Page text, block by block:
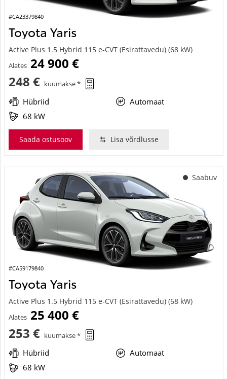
#CA23379840
Toyota Yaris
Active Plus 1.5 Hybrid 115 e-CVT (Esirattavedu) (68 kW)
Alates 24 900 €
248 € kuumakse *
Hübriid
Automaat
68 kW
Saada ostusoov Lisa võrdlusse
Saabuv
#CA59179840
Toyota Yaris
Active Plus 1.5 Hybrid 115 e-CVT (Esirattavedu) (68 kW)
Alates 25 400 €
253 € kuumakse *
Hübriid
Automaat
68 kW